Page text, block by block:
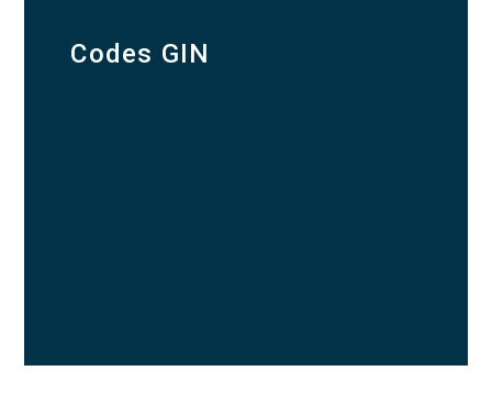
Codes GIN